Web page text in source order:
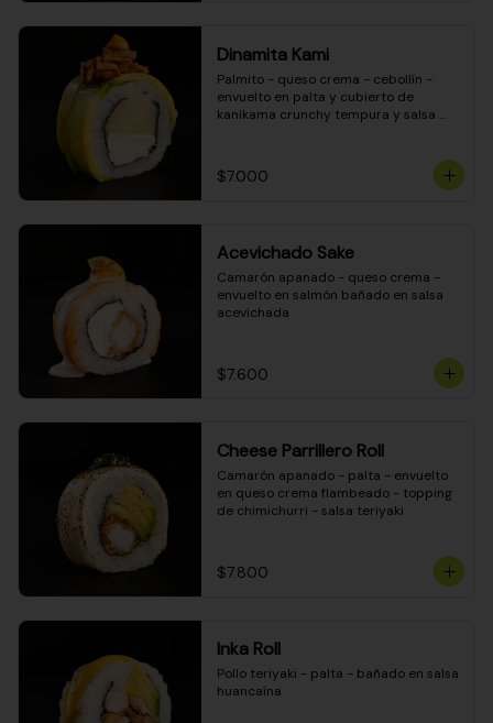
Dinamita Kami
Palmito - queso crema - cebollín -
envuelto en palta y cubierto de
kanikama crunchy tempura y salsa
$7.000
Acevichado Sake
Camarón apanado - queso crema -
envuelto en salmón bañado en salsa
acevichada
$7.600
Cheese Parrillero Roll
Camarón apanado - palta - envuelto
en queso crema flambeado - topping
de chimichurri - salsa teriyaki
$7.800
Inka Roll
Pollo teriyaki - palta - bañado en salsa
huancaína